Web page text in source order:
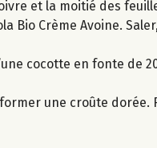
et la moitié des
Bio Crème Avoine.
cocotte en fonte de
une croûte